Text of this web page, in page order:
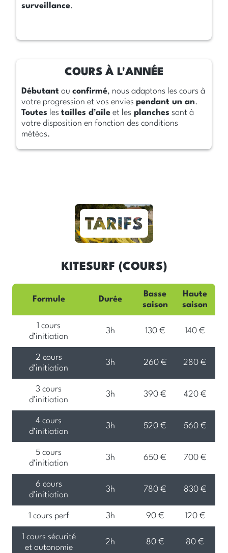
surveillance.
Débutant ouconfirmé, nous adaptons les cours à
votre progression et vos enviespendant un an.
Toutes lestailles d’aile et les planches sont à
votre disposition en fonction des conditions
météos.
KITESURF (COURS)
Formule Durée
Basse
saison
Haute
saison
1 cours
d’initiation
3h 130 € 140 €
2 cours
d’initiation
3h 260 € 280 €
3 cours
d’initiation
3h 390 € 420 €
4 cours
d’initiation
3h 520 € 560 €
5 cours
d’initiation
3h 650 € 700 €
6 cours
d’initiation
3h 780 € 830 €
1 cours perf 3h 90 € 120 €
1 cours sécurité
et autonomie
2h 80 € 80 €